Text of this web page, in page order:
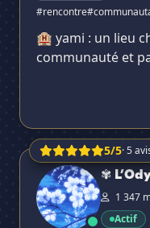
#rencontre
🏨 yami : un lieu
communauté et
5/5· 5
✾ L’Odyssée
✾
1 347
Actif